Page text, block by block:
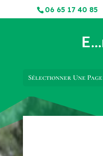
06 65 17 40 85
Sélectionner Une Page